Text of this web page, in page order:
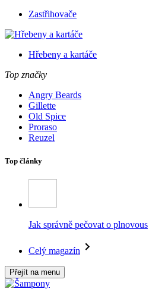
Zastřihovače
Hřebeny a kartáče
Top značky
Angry Beards
Gillette
Old Spice
Proraso
Reuzel
Top články
Jak správně pečovat o plnovous
Celý magazín
Přejít na menu